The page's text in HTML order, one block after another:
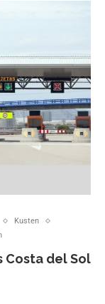
Kusten
Costa del Sol